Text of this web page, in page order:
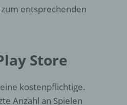
entsprechenden
Store
kostenpflichtige.
Anzahl an Spielen